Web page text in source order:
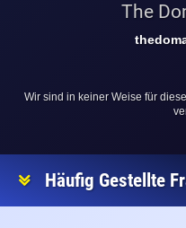
The
Wir sind in keiner Weise für
Häufig Gestellte